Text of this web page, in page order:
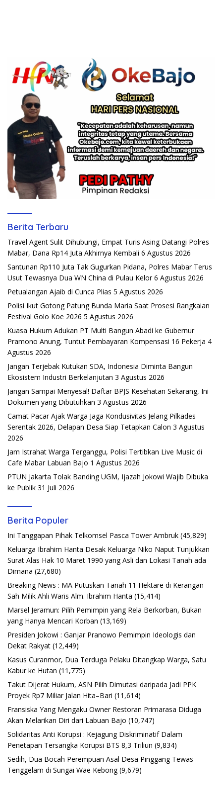
Berita Terbaru
Travel Agent Sulit Dihubungi, Empat Turis Asing Datangi Polres
Mabar, Dana Rp14 Juta Akhirnya Kembali 6 Agustus 2026
Santunan Rp110 Juta Tak Gugurkan Pidana, Polres Mabar Terus
Usut Tewasnya Dua WN China di Pulau Kelor 6 Agustus 2026
Petualangan Ajaib di Cunca Plias 5 Agustus 2026
Polisi Ikut Gotong Patung Bunda Maria Saat Prosesi Rangkaian
Festival Golo Koe 2026 5 Agustus 2026
Kuasa Hukum Adukan PT Multi Bangun Abadi ke Gubernur
Pramono Anung, Tuntut Pembayaran Kompensasi 16 Pekerja 4
Agustus 2026
Jangan Terjebak Kutukan SDA, Indonesia Diminta Bangun
Ekosistem Industri Berkelanjutan 3 Agustus 2026
Jangan Sampai Menyesal! Daftar BPJS Kesehatan Sekarang, Ini
Dokumen yang Dibutuhkan 3 Agustus 2026
Camat Pacar Ajak Warga Jaga Kondusivitas Jelang Pilkades
Serentak 2026, Delapan Desa Siap Tetapkan Calon 3 Agustus
2026
Jam Istrahat Warga Terganggu, Polisi Tertibkan Live Music di
Cafe Mabar Labuan Bajo 1 Agustus 2026
PTUN Jakarta Tolak Banding UGM, Ijazah Jokowi Wajib Dibuka
ke Publik 31 Juli 2026
Berita Populer
Ini Tanggapan Pihak Telkomsel Pasca Tower Ambruk (45,829)
Keluarga Ibrahim Hanta Desak Keluarga Niko Naput Tunjukkan
Surat Alas Hak 10 Maret 1990 yang Asli dan Lokasi Tanah ada
Dimana (27,680)
Breaking News : MA Putuskan Tanah 11 Hektare di Kerangan
Sah Milik Ahli Waris Alm. Ibrahim Hanta (15,414)
Marsel Jeramun: Pilih Pemimpin yang Rela Berkorban, Bukan
yang Hanya Mencari Korban (13,169)
Presiden Jokowi : Ganjar Pranowo Pemimpin Ideologis dan
Dekat Rakyat (12,449)
Kasus Curanmor, Dua Terduga Pelaku Ditangkap Warga, Satu
Kabur ke Hutan (11,775)
Takut Dijerat Hukum, ASN Pilih Dimutasi daripada Jadi PPK
Proyek Rp7 Miliar Jalan Hita–Bari (11,614)
Fransiska Yang Mengaku Owner Restoran Primarasa Diduga
Akan Melarikan Diri dari Labuan Bajo (10,747)
Solidaritas Anti Korupsi : Kejagung Diskriminatif Dalam
Penetapan Tersangka Korupsi BTS 8,3 Triliun (9,834)
Sedih, Dua Bocah Perempuan Asal Desa Pinggang Tewas
Tenggelam di Sungai Wae Kebong (9,679)